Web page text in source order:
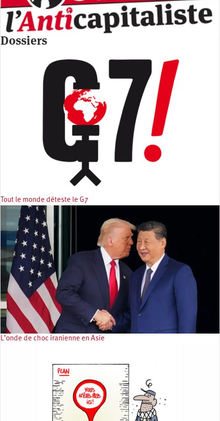
Dossiers
Tout le monde déteste le G7
L’onde de choc iranienne en Asie